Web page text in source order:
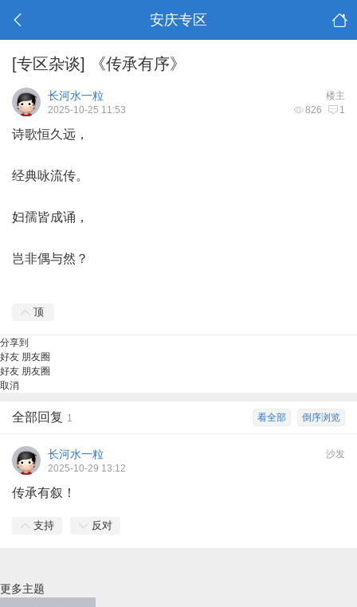
安庆专区
[专区杂谈] 《传承有序》
楼主
长河水一粒
826 1
2025-10-25 11:53
诗歌恒久远，
经典咏流传。
妇孺皆成诵，
岂非偶与然？
顶
分享到
好友 朋友圈
好友 朋友圈
取消
倒序浏览
看全部
全部回复 1
沙发
长河水一粒
2025-10-29 13:12
传承有叙！
支持 反对
更多主题